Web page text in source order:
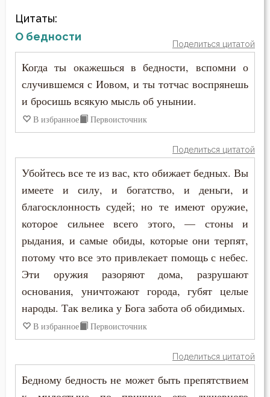
Беда
Безмолвие
Беседа
Беспечность
Бесплодие
Бесы
Благодарность
Благодать
Благоразумие
Ближний
Аврелий Августин
Амвросий Оптинский (Гренков)
Амфилохий Иконийский
Анастасий Антиохийский
Анастасий Синаит
Анатолий Оптинский (Зерцалов)
Антоний Великий
Антоний Оптинский (Путилов)
Арсений Великий
Афанасий (Сахаров)
Афанасий Великий
Варсонофий Оптинский (Плиханков)
Цитаты:
О бедности
Поделиться цитатой
Когда ты окажешься в бедности, вспомни о
случившемся с Иовом, и ты тотчас воспрянешь
и бросишь всякую мысль об унынии.
В избранное Первоисточник
Поделиться цитатой
Убойтесь все те из вас, кто обижает бедных. Вы
имеете и силу, и богатство, и деньги, и
благосклонность судей; но те имеют оружие,
которое сильнее всего этого, — стоны и
рыдания, и самые обиды, которые они терпят,
потому что все это привлекает помощь с небес.
Эти оружия разоряют дома, разрушают
основания, уничтожают города, губят целые
народы. Так велика у Бога забота об обидимых.
В избранное Первоисточник
Поделиться цитатой
Бедному бедность не может быть препятствием